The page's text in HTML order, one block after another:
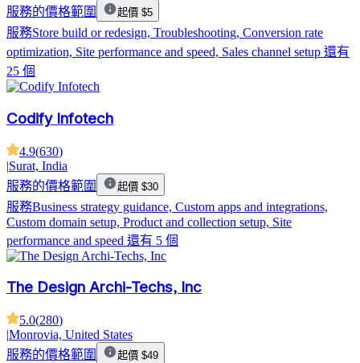
服務的價格範圍
起價 $5
服務Store build or redesign, Troubleshooting, Conversion rate
optimization, Site performance and speed, Sales channel setup 還有
25 個
Codify Infotech
4.9(630)
|Surat, India
服務的價格範圍
起價 $30
服務Business strategy guidance, Custom apps and integrations,
Custom domain setup, Product and collection setup, Site
performance and speed 還有 5 個
The Design Archi-Techs, Inc
5.0(280)
|Monrovia, United States
服務的價格範圍
起價 $49